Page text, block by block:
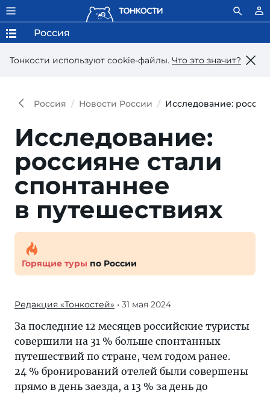
Тонкости используют сookie-файлы. Что это значит?
Россия
Россия Новости России Исследование:
Исследование:
россияне стали
спон­таннее
в путешествиях
Горящие туры по России
Редакция «Тонкостей» • 31 мая 2024
За последние 12 месяцев российские туристы
совершили на 31 % больше спонтанных
путешествий по стране, чем годом ранее.
24 % бронирований отелей были совершены
прямо в день заезда, а 13 % за день до